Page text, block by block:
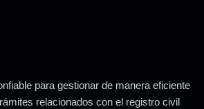
para gestionar de manera eficiente
relacionados con el registro civil